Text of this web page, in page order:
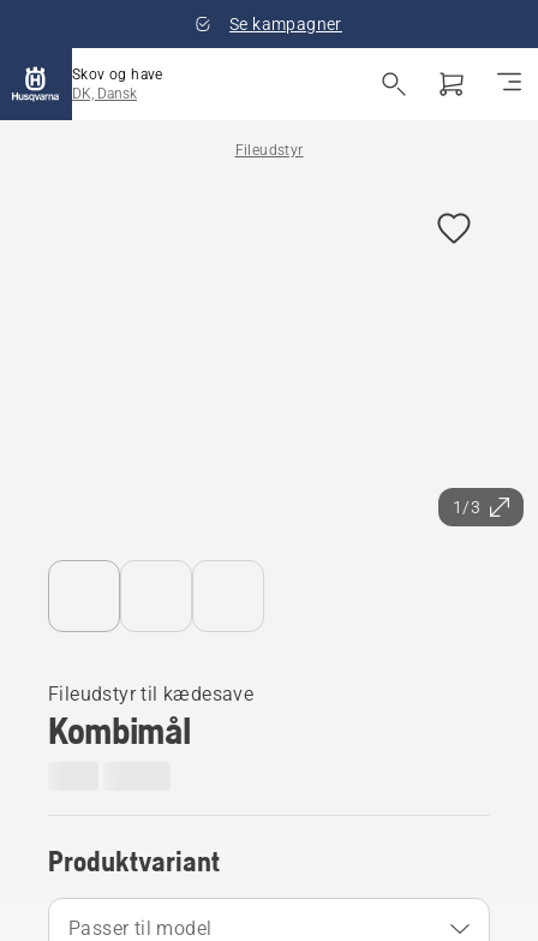
Se kampagner
Skov og have
DK, Dansk
Fileudstyr
1/3
Fileudstyr til kædesave
Kombimål
Produktvariant
Passer til model